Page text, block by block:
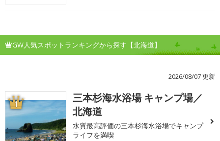
GW人気スポットランキングから探す【北海道】
2026/08/07 更新
1
三本杉海水浴場 キャンプ場／
北海道
水質最高評価の三本杉海水浴場でキャンプ
ライフを満喫